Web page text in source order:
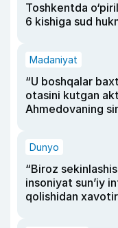
Toshkentda
6 kishiga sud
Madaniyat
“U boshqalar
otasini kutgan
Ahmedovaning
Dunyo
“Biroz
insoniyat sun’iy
qolishidan